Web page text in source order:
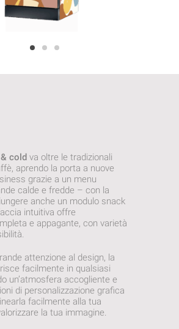
coldva oltre le tradizionali
aprendo la porta a nuove
grazie a un menu
calde e fredde – con la
anche un modulo snack
intuitiva offre
e appagante, con varietà
attenzione al design, la
facilmente in qualsiasi
un’atmosfera accogliente e
di personalizzazione grafica
facilmente alla tua
la tua immagine.